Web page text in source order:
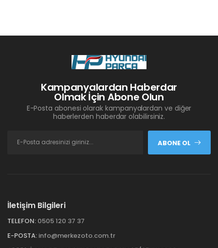
Kampanyalardan Haberdar
Olmak İçin Abone Olun
E-Posta abonesi olarak kampanyalardan ve diğer
haberlerden haberdar olabilirsiniz.
ABONE OL
İletişim Bilgileri
TELEFON: 0505 120 37 37
E-POSTA: info@merkezoto.com.tr